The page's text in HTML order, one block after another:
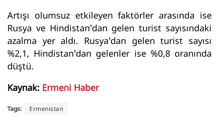
Artışı olumsuz etkileyen faktörler arasında ise
Rusya ve Hindistan’dan gelen turist sayısındaki
azalma yer aldı. Rusya’dan gelen turist sayısı
%2,1, Hindistan’dan gelenler ise %0,8 oranında
düştü.
Kaynak: Ermeni Haber
Tags: Ermenistan